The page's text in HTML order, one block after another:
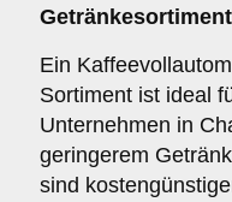
Ein
Sortiment ist ideal
Unternehmen in
geringerem
sind